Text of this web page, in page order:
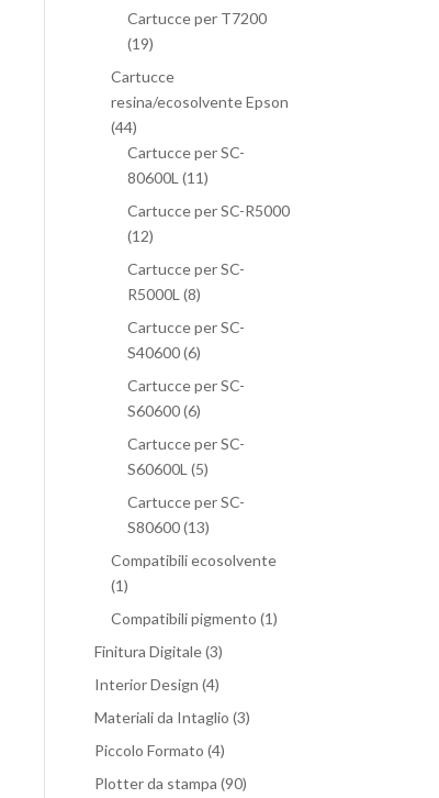
Cartucce per T7200
(19)
Cartucce
resina/ecosolvente Epson
(44)
Cartucce per SC-
80600L (11)
Cartucce per SC-R5000
(12)
Cartucce per SC-
R5000L (8)
Cartucce per SC-
S40600(6)
Cartucce per SC-
S60600(6)
Cartucce per SC-
S60600L (5)
Cartucce per SC-
S80600(13)
Compatibili ecosolvente
(1)
Compatibili pigmento (1)
Finitura Digitale(3)
Interior Design (4)
Materiali da Intaglio (3)
Piccolo Formato (4)
Plotter da stampa (90)